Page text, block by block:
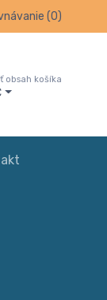
(0)
obsah košíka